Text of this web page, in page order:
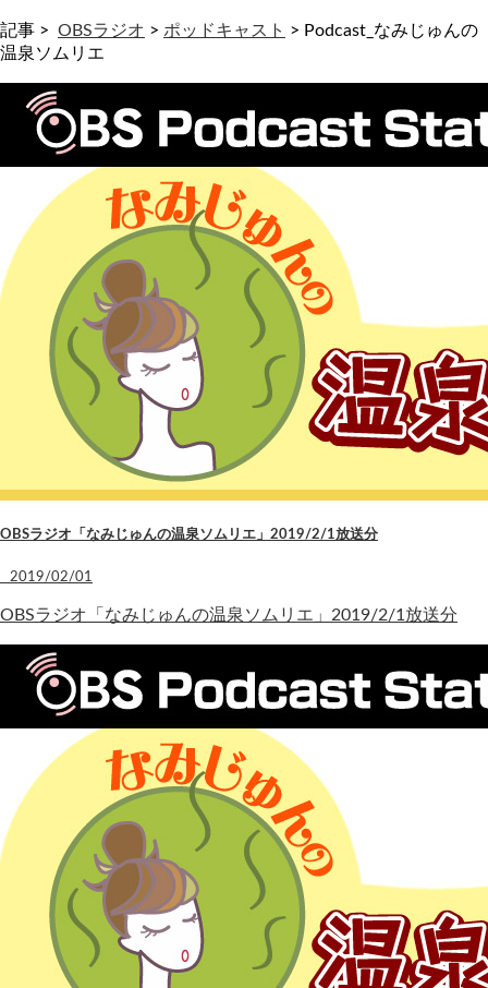
記事 > OBSラジオ > ポッドキャスト > Podcast_なみじゅんの
温泉ソムリエ
OBSラジオ「なみじゅんの温泉ソムリエ」2019/2/1放送分
2019/02/01
OBSラジオ「なみじゅんの温泉ソムリエ」2019/2/1放送分